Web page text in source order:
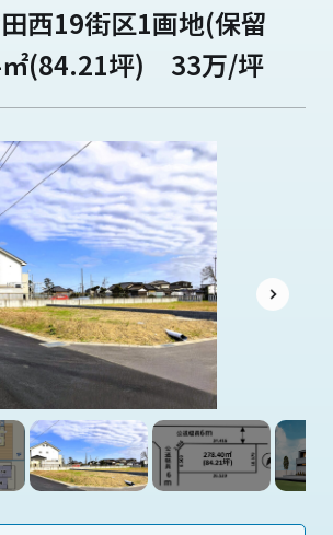
西19街区1画地(保留
(84.21坪) 33万/坪